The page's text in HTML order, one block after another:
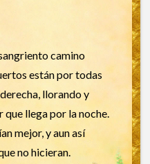
camino
están por todas
llorando y
llega por la noche.
mejor, y aun así
no hicieran.